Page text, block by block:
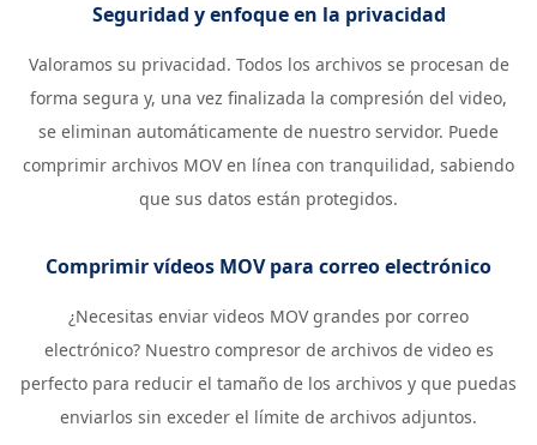
Seguridad y enfoque en la privacidad
Valoramos su privacidad. Todos los archivos se procesan de
forma segura y, una vez finalizada la compresión del video,
se eliminan automáticamente de nuestro servidor. Puede
comprimir archivos MOV en línea con tranquilidad, sabiendo
que sus datos están protegidos.
Comprimir vídeos MOV para correo electrónico
¿Necesitas enviar videos MOV grandes por correo
electrónico? Nuestro compresor de archivos de video es
perfecto para reducir el tamaño de los archivos y que puedas
enviarlos sin exceder el límite de archivos adjuntos.